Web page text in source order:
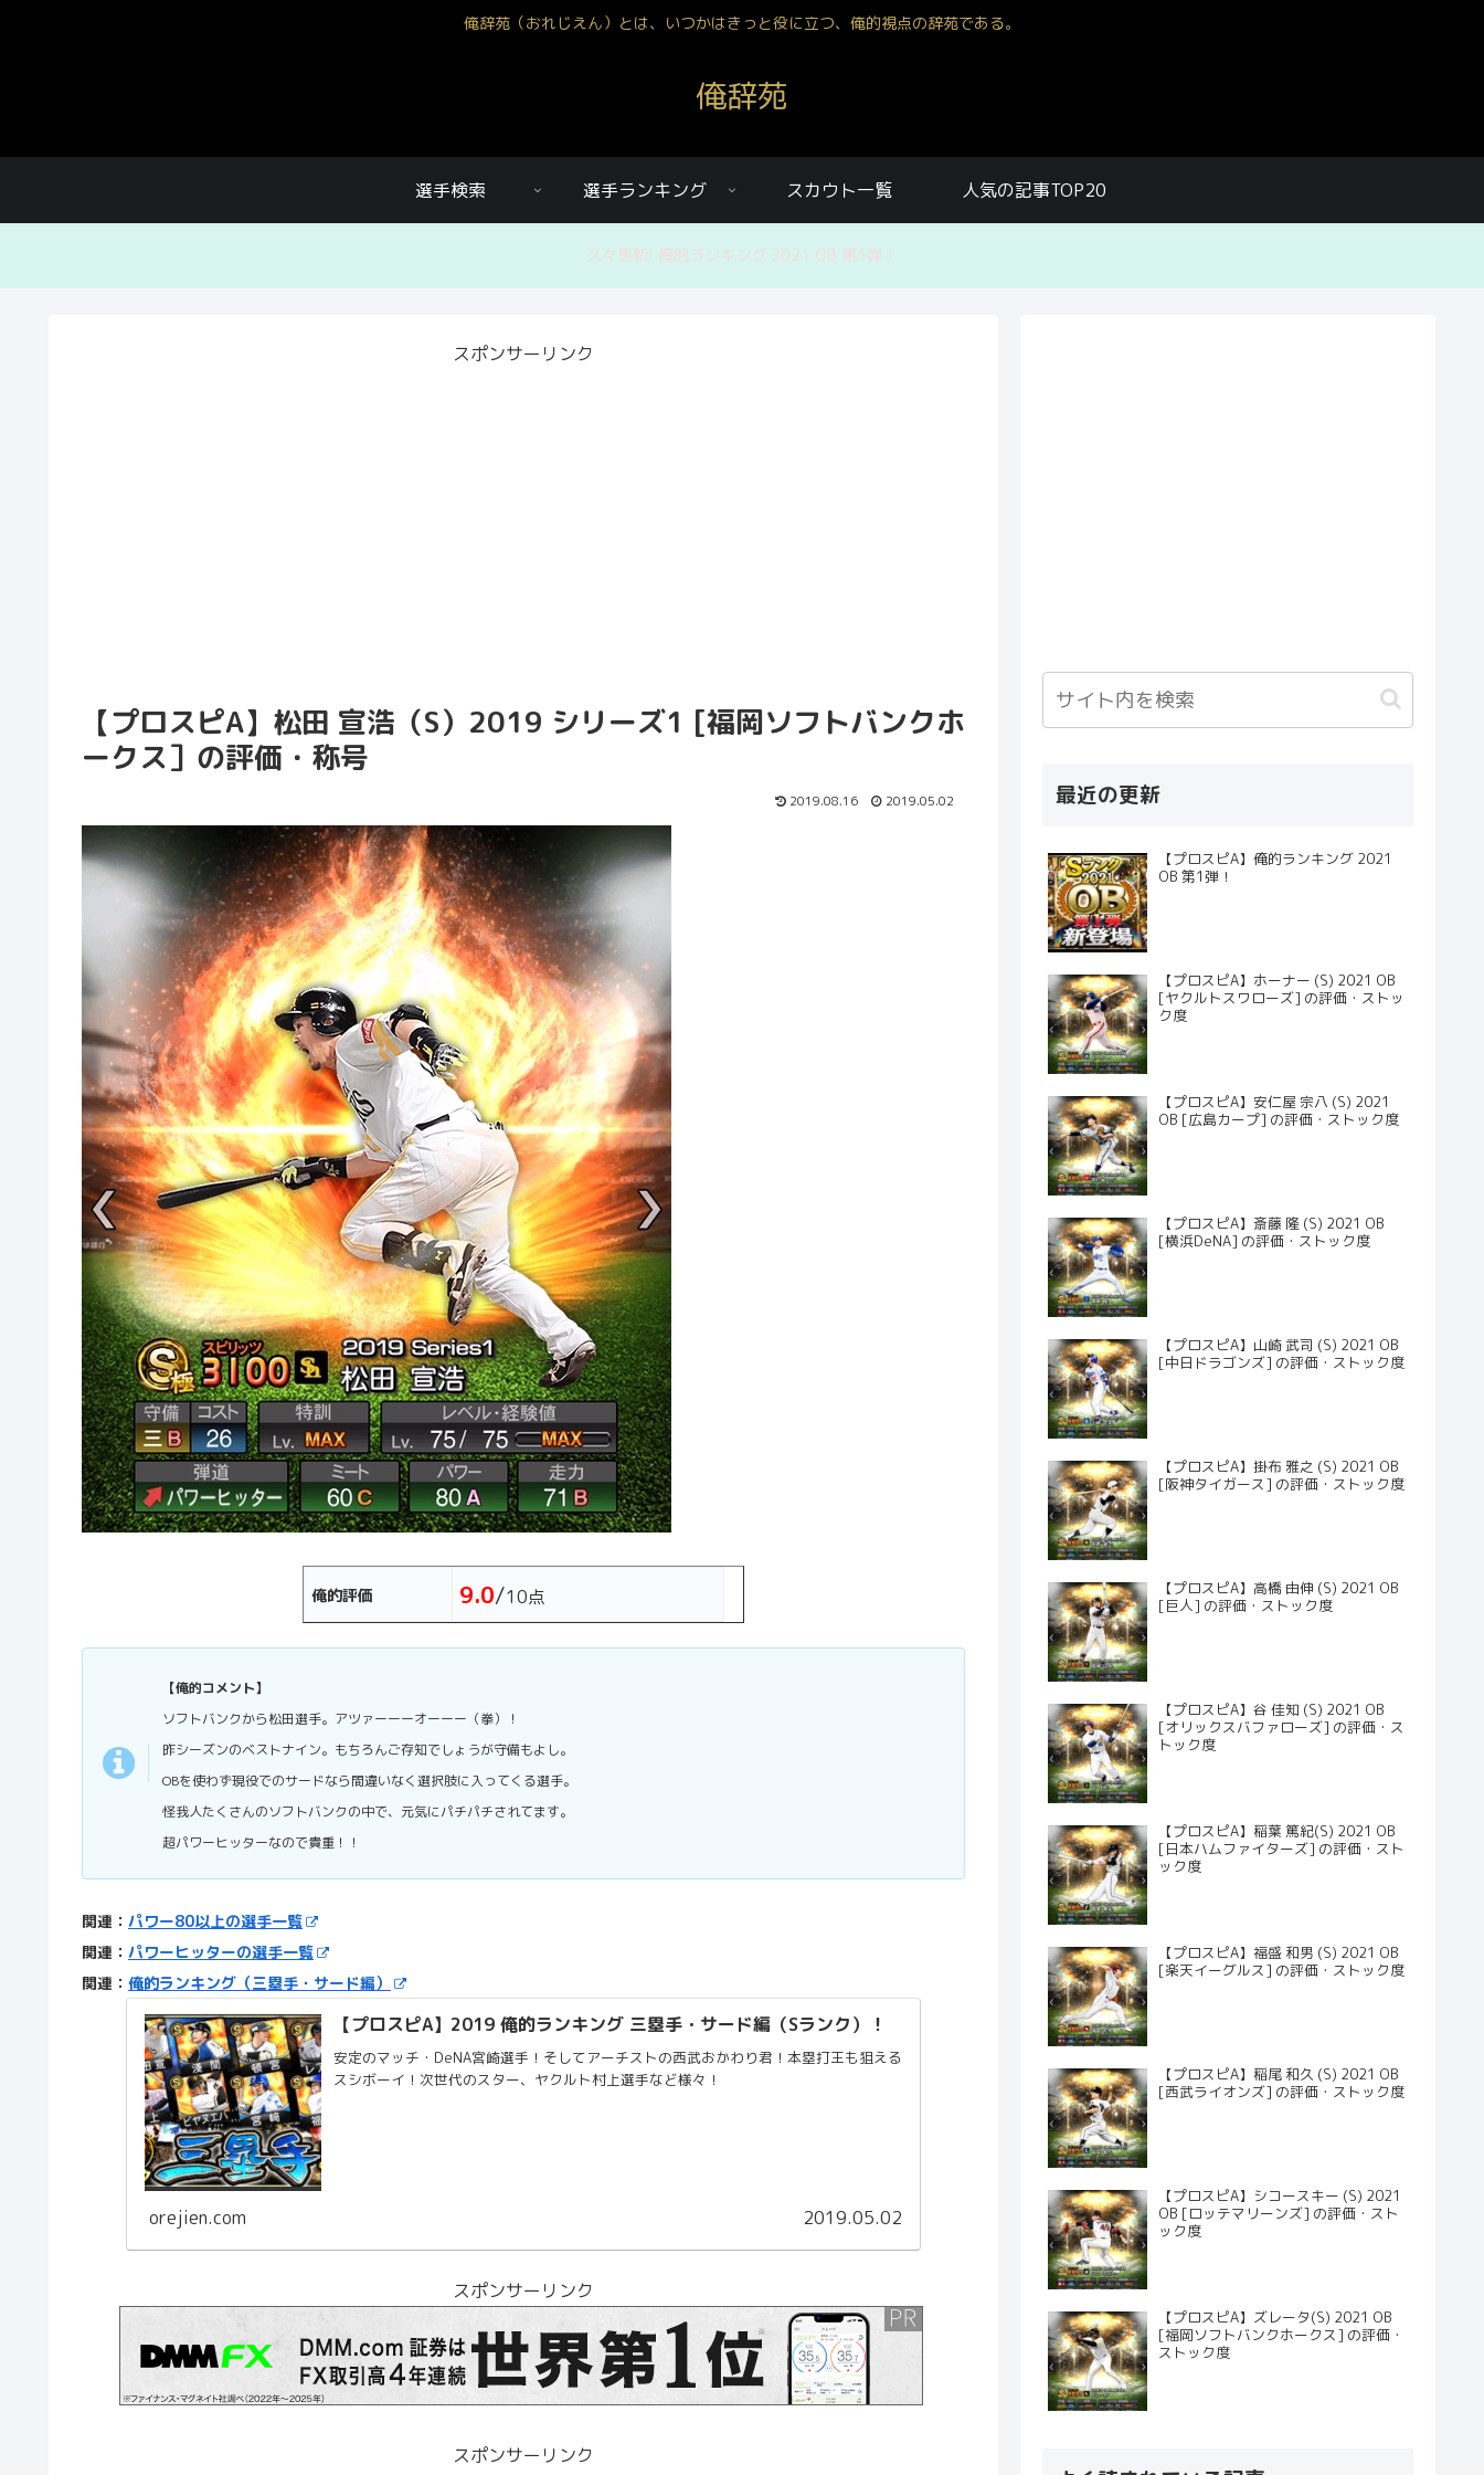
俺辞苑（おれじえん）とは、いつかはきっと役に立つ、俺的視点の辞苑である。
俺辞苑
選手検索 選手ランキング スカウト一覧 人気の記事TOP20
久々更新! 俺的ランキング 2021 OB 第1弾！
スポンサーリンク
【プロスピA】松田 宣浩（S）2019 シリーズ1 [福岡ソフトバンクホ
ークス］の評価・称号
2019.08.16 2019.05.02
俺的評価 9.0/10点
【俺的コメント】
ソフトバンクから松田選手。アツァーーーオーーー（拳）！
昨シーズンのベストナイン。もちろんご存知でしょうが守備もよし。
OBを使わず現役でのサードなら間違いなく選択肢に入ってくる選手。
怪我人たくさんのソフトバンクの中で、元気にパチパチされてます。
超パワーヒッターなので貴重！！
関連： パワー80以上の選手一覧
関連： パワーヒッターの選手一覧
関連： 俺的ランキング（三塁手・サード編）
【プロスピA】2019 俺的ランキング 三塁手・サード編（Sランク）！
安定のマッチ・DeNA宮崎選手！そしてアーチストの西武おかわり君！本塁打王も狙える
スシボーイ！次世代のスター、ヤクルト村上選手など様々！
orejien.com 2019.05.02
スポンサーリンク
スポンサーリンク
最近の更新
【プロスピA】俺的ランキング 2021
OB 第1弾！
【プロスピA】ホーナー (S) 2021 OB
[ヤクルトスワローズ] の評価・ストッ
ク度
【プロスピA】安仁屋 宗八 (S) 2021
OB [広島カープ] の評価・ストック度
【プロスピA】斎藤 隆 (S) 2021 OB
[横浜DeNA] の評価・ストック度
【プロスピA】山崎 武司 (S) 2021 OB
[中日ドラゴンズ] の評価・ストック度
【プロスピA】掛布 雅之 (S) 2021 OB
[阪神タイガース] の評価・ストック度
【プロスピA】高橋 由伸 (S) 2021 OB
[巨人] の評価・ストック度
【プロスピA】谷 佳知 (S) 2021 OB
[オリックスバファローズ] の評価・ス
トック度
【プロスピA】稲葉 篤紀(S) 2021 OB
[日本ハムファイターズ] の評価・スト
ック度
【プロスピA】福盛 和男 (S) 2021 OB
[楽天イーグルス] の評価・ストック度
【プロスピA】稲尾 和久 (S) 2021 OB
[西武ライオンズ] の評価・ストック度
【プロスピA】シコースキー (S) 2021
OB [ロッテマリーンズ] の評価・スト
ック度
【プロスピA】ズレータ(S) 2021 OB
[福岡ソフトバンクホークス] の評価・
ストック度